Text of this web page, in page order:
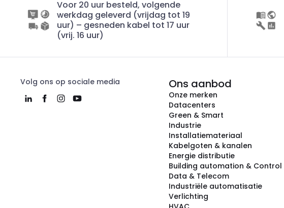
Voor 20 uur besteld, volgende
werkdag geleverd (vrijdag tot 19
uur) – gesneden kabel tot 17 uur
(vrij. 16 uur)
Volg ons op sociale media Ons aanbod
Onze merken
Datacenters
Green & Smart
Industrie
Installatiemateriaal
Kabelgoten & kanalen
Energie distributie
Building automation & Control
Data & Telecom
Industriële automatisatie
Verlichting